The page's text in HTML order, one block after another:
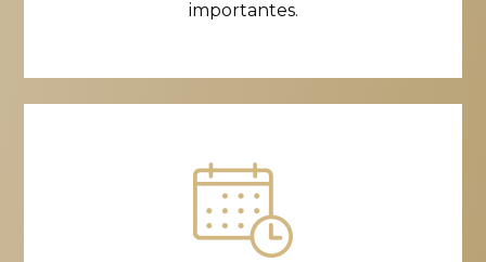
importantes.